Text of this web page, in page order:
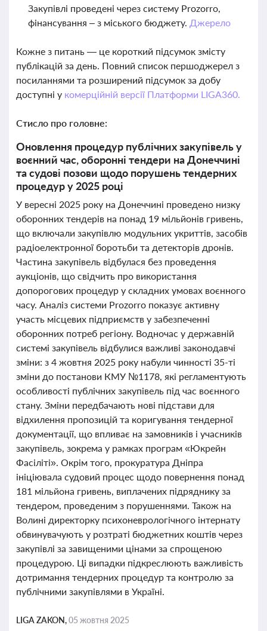
Закупівлі проведені через систему Prozorro,
фінансування – з міського бюджету. Джерело
Кожне з питань — це короткий підсумок змісту
публікацій за день. Повний список першоджерел з
посиланнями та розширений підсумок за добу
доступні у комерційній версії Платформи LIGA360.
Стисло про головне:
Оновлення процедур публічних закупівель у
воєнний час, оборонні тендери на Донеччині
та судові позови щодо порушень тендерних
процедур у 2025 році
У вересні 2025 року на Донеччині проведено низку
оборонних тендерів на понад 19 мільйонів гривень,
що включали закупівлю модульних укриттів, засобів
радіоелектронної боротьби та детекторів дронів.
Частина закупівель відбулася без проведення
аукціонів, що свідчить про використання
допорогових процедур у складних умовах воєнного
часу. Аналіз системи Prozorro показує активну
участь місцевих підприємств у забезпеченні
оборонних потреб регіону. Водночас у державній
системі закупівель відбулися важливі законодавчі
зміни: з 4 жовтня 2025 року набули чинності 35-ті
зміни до постанови КМУ №1178, які регламентують
особливості публічних закупівель під час воєнного
стану. Зміни передбачають нові підстави для
відхилення пропозицій та коригування тендерної
документації, що впливає на замовників і учасників
закупівель, зокрема у рамках програм «Юкрейн
Фасіліті». Окрім того, прокуратура Дніпра
ініціювала судовий процес щодо повернення понад
181 мільйона гривень, виплачених підряднику за
тендером, проведеним з порушеннями. Також на
Волині директорку психоневрологічного інтернату
обвинувачують у розтраті бюджетних коштів через
закупівлі за завищеними цінами за спрощеною
процедурою. Ці випадки підкреслюють важливість
дотримання тендерних процедур та контролю за
публічними закупівлями в Україні.
LIGA ZAKON,05 жовтня 2025